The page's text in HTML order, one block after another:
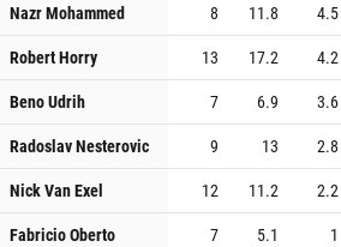
Nazr Mohammed
8 11.8 4.5
Robert Horry
13 17.2 4.2
Beno Udrih
7 6.9 3.6
Radoslav Nesterovic
9 13 2.8
Nick Van Exel
12 11.2 2.2
Fabricio Oberto
7 5.1 1